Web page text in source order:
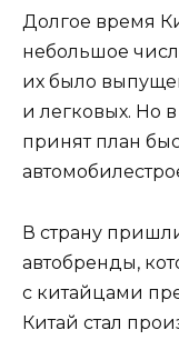
Долгое время
небольшое
их было
и легковых. Но
принят план
В страну
автобренды,
с китайцами
Китай стал